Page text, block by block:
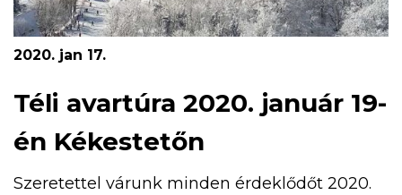
2020. jan 17.
Téli avartúra 2020. január 19-
én Kékestetőn
Szeretettel várunk minden érdeklődőt 2020.